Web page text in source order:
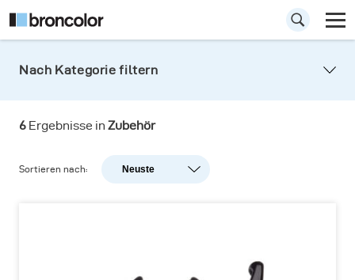
Nach Kategorie filtern
6 Ergebnisse in Zubehör
Sortieren nach: Neuste
Neuste